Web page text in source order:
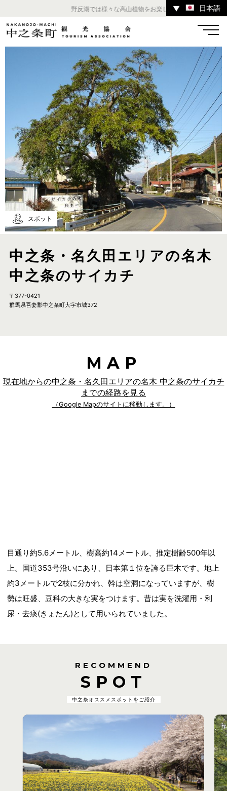
野反湖では様々な高山植物をお楽しみいただけます。
▼ 日本語
宿 お店 スポット
体験 イベント ツアー
中之条町その他のエリア
スポット
中之条・名久田エリアの名木
中之条のサイカチ
〒377-0421
群馬県吾妻郡中之条町大字市城372
MAP
現在地からの中之条・名久田エリアの名木 中之条のサイカチ
までの経路を見る
（Google Mapのサイトに移動します。）
目通り約5.6メートル、樹高約14メートル、推定樹齢500年以
上。国道353号沿いにあり、日本第１位を誇る巨木です。地上
約3メートルで2枝に分かれ、幹は空洞になっていますが、樹
勢は旺盛、豆科の大きな実をつけます。昔は実を洗濯用・利
尿・去痰(きょたん)として用いられていました。
RECOMMEND
SPOT
中之条オススメスポットをご紹介